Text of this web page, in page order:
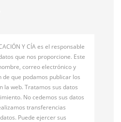
Y CÍA es el responsable
que nos proporcione. Este
correo electrónico y
de que podamos publicar los
la web. Tratamos sus datos
No cedemos sus datos
transferencias
Puede ejercer sus